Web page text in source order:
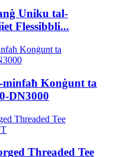
Uniku tal-
Flessibbli...
Konġunt ta
DN3000
Threaded Tee